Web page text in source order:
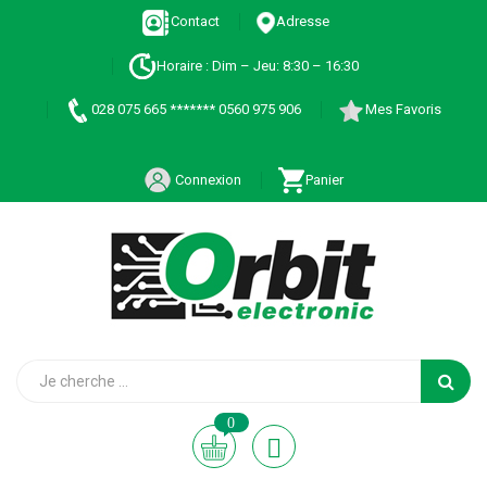
Contact Adresse
Horaire : Dim – Jeu: 8:30 – 16:30
028 075 665 ******* 0560 975 906 Mes Favoris
Connexion Panier
0